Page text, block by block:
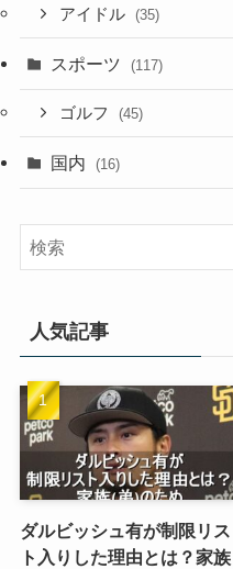
アイドル (35)
スポーツ (117)
ゴルフ (45)
国内 (16)
人気記事
ダルビッシュ有が制限リス
ト入りした理由とは？家族